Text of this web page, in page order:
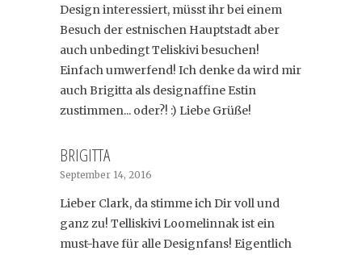
Design interessiert, müsst ihr bei einem
Besuch der estnischen Hauptstadt aber
auch unbedingt Teliskivi besuchen!
Einfach umwerfend! Ich denke da wird mir
auch Brigitta als designaffine Estin
zustimmen... oder?! :) Liebe Grüße!
BRIGITTA
September 14, 2016
Lieber Clark, da stimme ich Dir voll und
ganz zu! Telliskivi Loomelinnak ist ein
must-have für alle Designfans! Eigentlich